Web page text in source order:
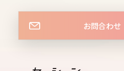
mon
17
お問合わせ